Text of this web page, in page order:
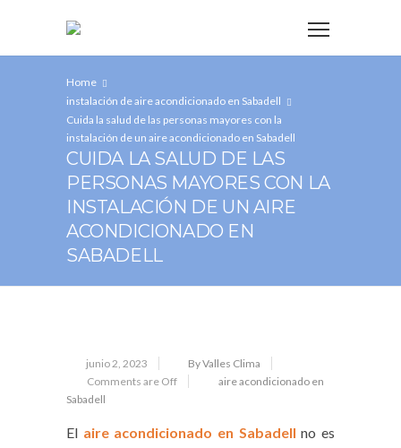
Home
instalación de aire acondicionado en Sabadell
Cuida la salud de las personas mayores con la
instalación de un aire acondicionado en Sabadell
CUIDA LA SALUD DE LAS
PERSONAS MAYORES CON LA
INSTALACIÓN DE UN AIRE
ACONDICIONADO EN
SABADELL
junio 2, 2023
By Valles Clima
Comments are Off
aire acondicionado en
Sabadell
El aire acondicionado en Sabadell no es